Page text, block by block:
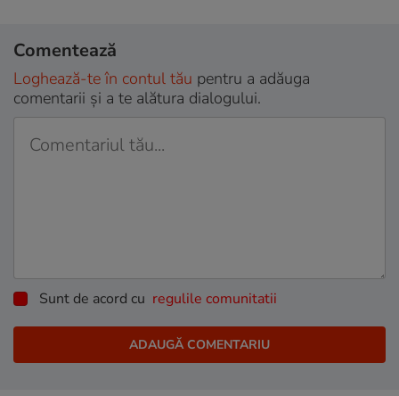
Comentează
Loghează-te în contul tău pentru a adăuga
comentarii și a te alătura dialogului.
Sunt de acord cu regulile comunitatii